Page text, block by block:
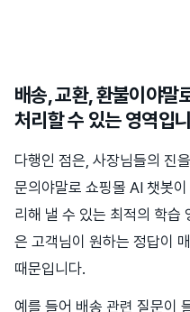
배송, 교환, 환불이야말
처리할 수 있는 영역입
다행인 점은, 사장님들의 진
문의야말로 쇼핑몰 AI 챗봇
리해 낼 수 있는 최적의 학습
은 고객님이 원하는 정답이
때문입니다.
예를 들어 배송 관련 질문이